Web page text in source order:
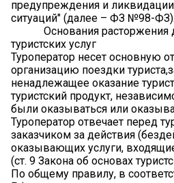
предупреждения и
ситуаций" (далее – ФЗ №98-ФЗ).
Основания расторжения
туристских услуг
Туроператор несет основную
организацию поездки
ненадлежащее оказание
туристский продукт,
были оказываться или
Туроператор отвечает перед
заказчиком за действия
оказывающих услуги,
(ст. 9 Закона об основах
По общему правилу, в